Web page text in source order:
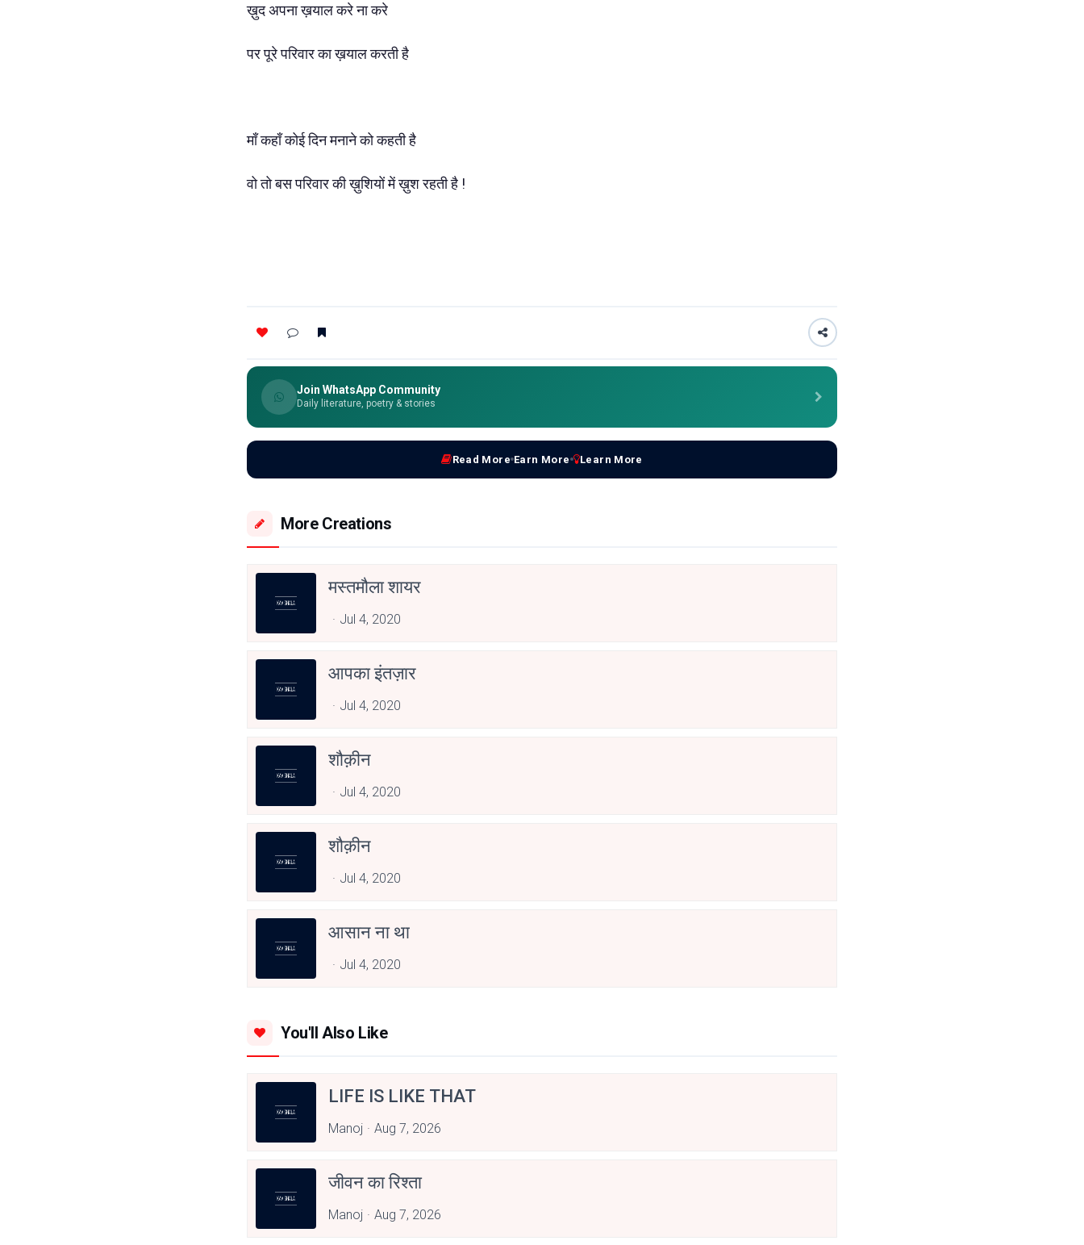
ख़ुद अपना ख़याल करे ना करे
पर पूरे परिवार का ख़याल करती है
माँ कहाँ कोई दिन मनाने को कहती है
वो तो बस परिवार की ख़ुशियों में ख़ुश रहती है !
Join WhatsApp Community
Daily literature, poetry & stories
Read More Earn More Learn More
More Creations
मस्तमौला शायर
Jul 4, 2020
आपका इंतज़ार
Jul 4, 2020
शौक़ीन
Jul 4, 2020
शौक़ीन
Jul 4, 2020
आसान ना था
Jul 4, 2020
You'll Also Like
LIFE IS LIKE THAT
Manoj Aug 7, 2026
जीवन का रिश्ता
Manoj Aug 7, 2026